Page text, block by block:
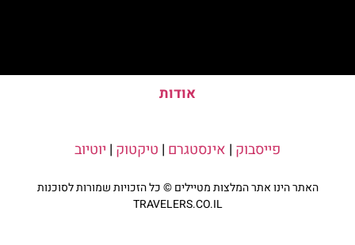
אודות
פייסבוק | אינסטגרם | טיקטוק | יוטיוב
האתר הינו אתר המלצות מטיילים © כל הזכויות שמורות לסוכנות
TRAVELERS.CO.IL